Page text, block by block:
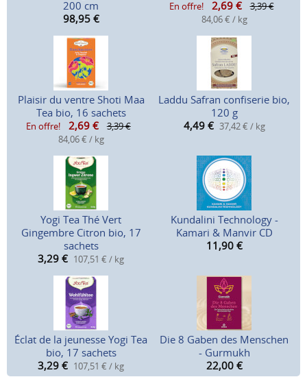
200 cm
98,95 €
En offre! 2,69 €
3,39 €
84,06 € / kg
Plaisir du ventre Shoti Maa
Tea bio, 16 sachets
En offre! 2,69 €
3,39 €
84,06 € / kg
Laddu Safran confiserie bio,
120 g
4,49 € 37,42 € / kg
Yogi Tea Thé Vert
Gingembre Citron bio, 17
sachets
3,29 € 107,51 € / kg
Kundalini Technology -
Kamari & Manvir CD
11,90 €
Éclat de la jeunesse Yogi Tea
bio, 17 sachets
3,29 € 107,51 € / kg
Die 8 Gaben des Menschen
- Gurmukh
22,00 €